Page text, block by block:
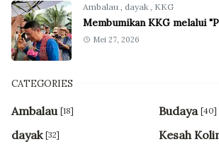
Ambalau dayak KKG
Membumikan KKG melalui
Mei 27, 2026
CATEGORIES
Ambalau [18] Budaya [40]
dayak [32] Kesah